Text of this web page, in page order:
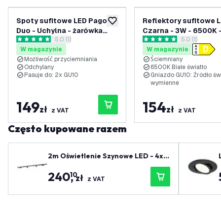
dodaj do listy życzeń
Spoty sufitowe LED Pago
Duo - Uchylna - żarówka
GU10
otwórz panel recenzji
5 Gwiazdki oceny
5.0 (1)
W magazynie
Możliwość przyciemniania
Odchylany
Pasuje do: 2x GU10
149zł z VAT
Reflektory sufitowe
Czarna - 3W - 6500K
ściemniany - Kwadrat
Uchylna
otwórz panel
5 Gwiazdki oceny
5.0 (1)
W magazynie
Ściemniany
6500K Białe światło
Gniazdo GU10: Źródło
wymienne
154zł z VAT
Często kupowane razem
2m Oświetlenie Szynowe LED - 4x R
eflektor Szynowy - Możliwość Przyc
iemniania - System Szynowy 1-fazo
wy - Czarny
240,
10zł z VAT